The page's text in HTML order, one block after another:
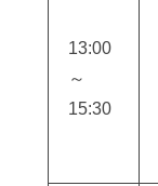
13:00
～
15:30